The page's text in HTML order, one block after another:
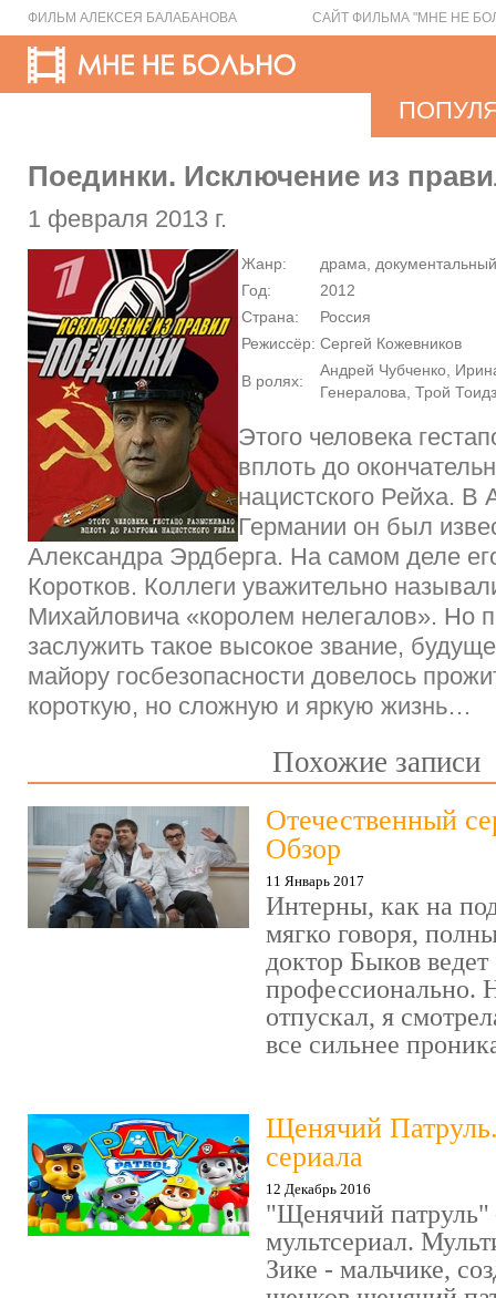
ФИЛЬМ АЛЕКСЕЯ БАЛАБАНОВА САЙТ ФИЛЬМА "МНЕ НЕ
Поединки. Исключение из
1 февраля 2013 г.
Жанр:
драма, документальный
Год:
2012
Страна:
Россия
Режиссёр: Сергей Кожевников
В ролях:
Андрей Чубченко,
Генералова, Трой
Этого человека
вплоть до
нацистского Рейха. В
Германии он был
Александра Эрдберга. На самом деле
Коротков. Коллеги уважительно
Михайловича «королем нелегалов». Но
заслужить такое высокое звание,
майору госбезопасности довелось
короткую, но сложную и яркую жизнь…
Похожие записи
Отечественный
Обзор
11 Январь 2017
Интерны, как на
мягко говоря,
доктор Быков ведет
профессионально.
отпускал, я
все сильнее
Щенячий
сериала
12 Декабрь 2016
"Щенячий патруль"
мультсериал.
Зике - мальчике,